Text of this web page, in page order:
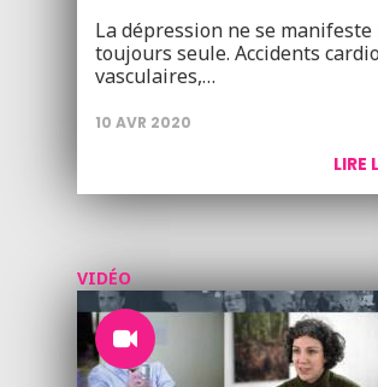
La dépression ne se manifeste
toujours seule. Accidents
vasculaires,…
10 AVR 2020
LIRE
VIDÉO